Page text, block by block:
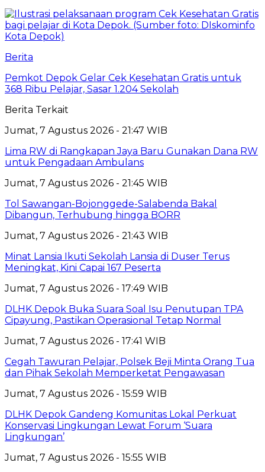
Berita
Pemkot Depok Gelar Cek Kesehatan Gratis untuk
368 Ribu Pelajar, Sasar 1.204 Sekolah
Berita Terkait
Jumat, 7 Agustus 2026 - 21:47 WIB
Lima RW di Rangkapan Jaya Baru Gunakan Dana RW
untuk Pengadaan Ambulans
Jumat, 7 Agustus 2026 - 21:45 WIB
Tol Sawangan-Bojonggede-Salabenda Bakal
Dibangun, Terhubung hingga BORR
Jumat, 7 Agustus 2026 - 21:43 WIB
Minat Lansia Ikuti Sekolah Lansia di Duser Terus
Meningkat, Kini Capai 167 Peserta
Jumat, 7 Agustus 2026 - 17:49 WIB
DLHK Depok Buka Suara Soal Isu Penutupan TPA
Cipayung, Pastikan Operasional Tetap Normal
Jumat, 7 Agustus 2026 - 17:41 WIB
Cegah Tawuran Pelajar, Polsek Beji Minta Orang Tua
dan Pihak Sekolah Memperketat Pengawasan
Jumat, 7 Agustus 2026 - 15:59 WIB
DLHK Depok Gandeng Komunitas Lokal Perkuat
Konservasi Lingkungan Lewat Forum ‘Suara
Lingkungan’
Jumat, 7 Agustus 2026 - 15:55 WIB